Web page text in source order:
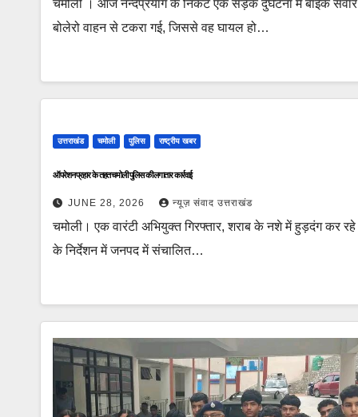
चमोली । आज नन्दप्रयाग के निकट एक सड़क दुर्घटना में बाइक सवार
बोलेरो वाहन से टकरा गई, जिससे वह घायल हो…
उत्तराखंड चमोली पुलिस राष्ट्रीय खबर
ऑपरेशन प्रहार के तहत चमोली पुलिस की लगातार कार्रवाई
JUNE 28, 2026 न्यूज़ संवाद उत्तराखंड
चमोली। एक वारंटी अभियुक्त गिरफ्तार, शराब के नशे में हुड़दंग कर रहे
के निर्देशन में जनपद में संचालित…